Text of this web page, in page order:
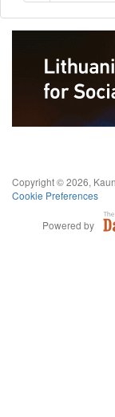
Copyright © 2026,
Cookie Preferences
Powered by